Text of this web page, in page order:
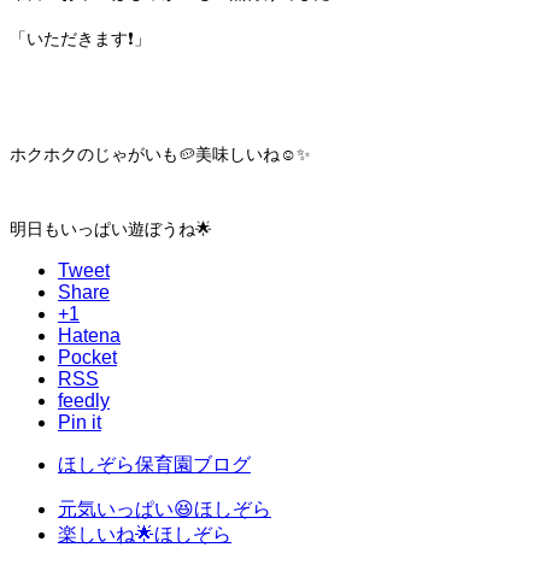
「いただきます❗️」
ホクホクのじゃがいも🥔美味しいね☺️✨
明日もいっぱい遊ぼうね🌟
Tweet
Share
+1
Hatena
Pocket
RSS
feedly
Pin it
ほしぞら保育園ブログ
元気いっぱい😆ほしぞら
楽しいね🌟ほしぞら